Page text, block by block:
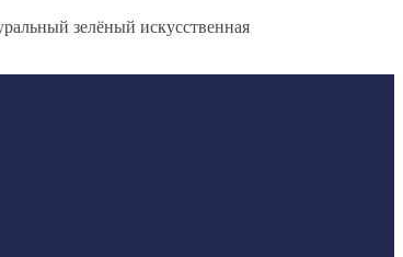
зелёный искусственная